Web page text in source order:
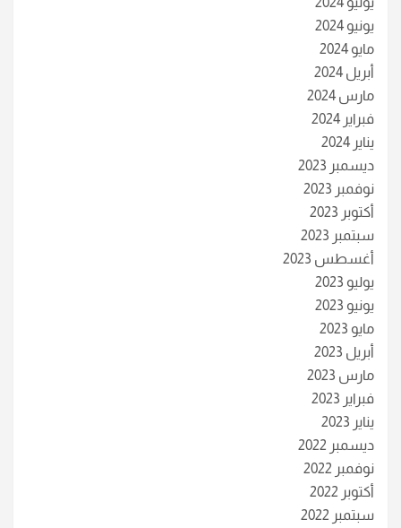
يونيو 2024
مايو 2024
أبريل 2024
مارس 2024
فبراير 2024
يناير 2024
ديسمبر 2023
نوفمبر 2023
أكتوبر 2023
سبتمبر 2023
أغسطس 2023
يوليو 2023
يونيو 2023
مايو 2023
أبريل 2023
مارس 2023
فبراير 2023
يناير 2023
ديسمبر 2022
نوفمبر 2022
أكتوبر 2022
سبتمبر 2022